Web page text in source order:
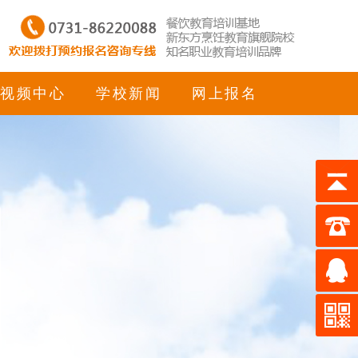
视频中心 学校新闻 网上报名